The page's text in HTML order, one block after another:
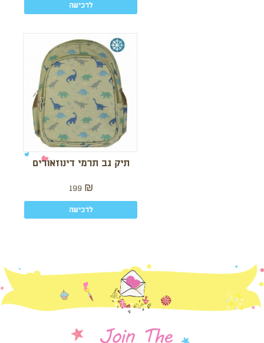
לרכישה
תיק גב תרמי דינוזאורים
199 ₪
לרכישה